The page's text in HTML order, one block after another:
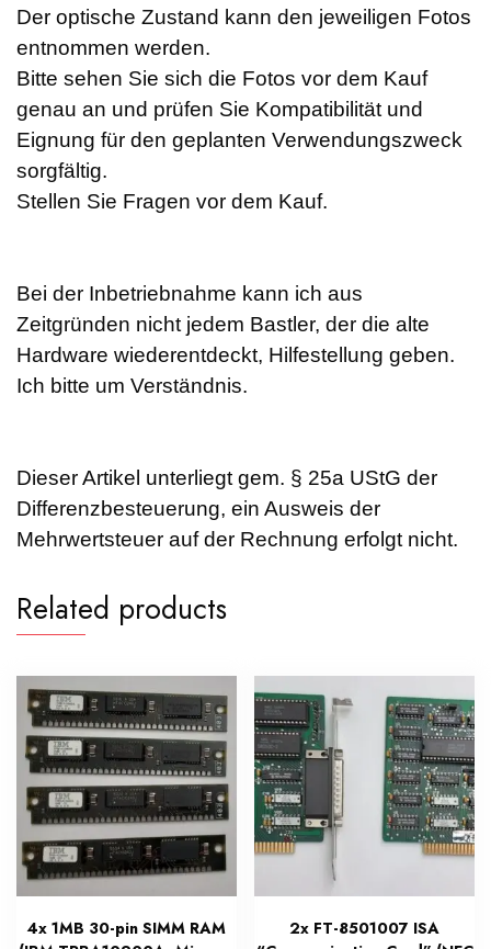
Der optische Zustand kann den jeweiligen Fotos
entnommen werden.
Bitte sehen Sie sich die Fotos vor dem Kauf
genau an und prüfen Sie Kompatibilität und
Eignung für den geplanten Verwendungszweck
sorgfältig.
Stellen Sie Fragen vor dem Kauf.
Bei der Inbetriebnahme kann ich aus
Zeitgründen nicht jedem Bastler, der die alte
Hardware wiederentdeckt, Hilfestellung geben.
Ich bitte um Verständnis.
Dieser Artikel unterliegt gem. § 25a UStG der
Differenzbesteuerung, ein Ausweis der
Mehrwertsteuer auf der Rechnung erfolgt nicht.
Related products
4x 1MB 30-pin SIMM RAM
2x FT-8501007 ISA